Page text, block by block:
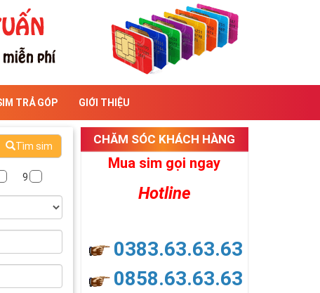
TRẢ GÓP GIỚI THIỆU
Tìm sim
9
CHĂM SÓC KHÁCH HÀNG
Mua sim gọi ngay
Hotline
0383.63.63.63
0858.63.63.63